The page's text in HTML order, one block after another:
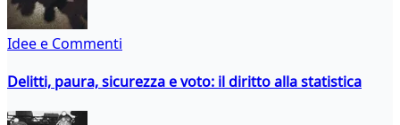
Idee e Commenti
Delitti, paura, sicurezza e voto: il diritto alla statistica